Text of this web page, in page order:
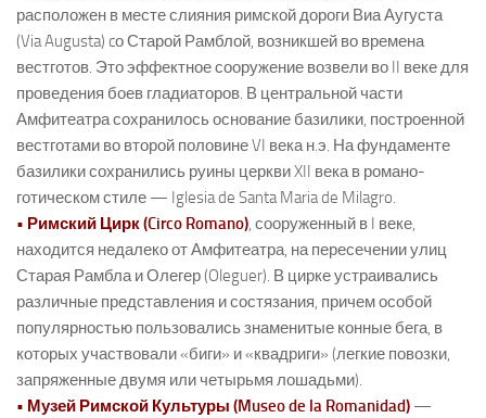
расположен в месте слияния римской дороги Виа Аугуста
(Via Augusta) cо Старой Рамблой, возникшей во времена
вестготов. Это эффектное сооружение возвели во II веке для
проведения боев гладиаторов. В центральной части
Амфитеатра сохранилось основание базилики, построенной
вестготами во второй половине VI века н.э. На фундаменте
базилики сохранились руины церкви XII века в романо-
готическом стиле — Iglesia de Santa Maria de Milagro.
• Римский Цирк (Circo Romano), сооруженный в I веке,
находится недалеко от Амфитеатра, на пересечении улиц
Старая Рамбла и Олегер (Oleguer). В цирке устраивались
различные представления и состязания, причем особой
популярностью пользовались знаменитые конные бега, в
которых участвовали «биги» и «квадриги» (легкие повозки,
запряженные двумя или четырьмя лошадьми).
• Музей Римской Культуры (Museo de la Romanidad) —